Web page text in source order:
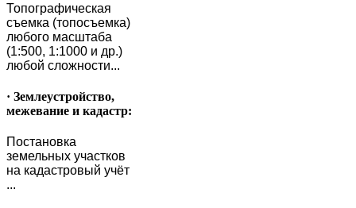
Топографическая
съемка (топосъемка)
любого масштаба
(1:500, 1:1000 и др.)
любой сложности...
· Землеустройство,
межевание и кадастр:
Постановка
земельных участков
на кадастровый учёт
...